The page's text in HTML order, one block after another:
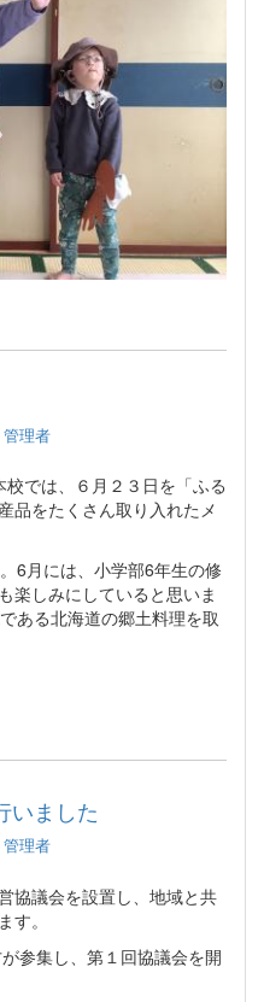
理者
では、６月２３日を「ふる
品をたくさん取り入れたメ
6月には、小学部6年生の修
楽しみにしていると思いま
ある北海道の郷土料理を取
いました
理者
協議会を設置し、地域と共
。
参集し、第１回協議会を開